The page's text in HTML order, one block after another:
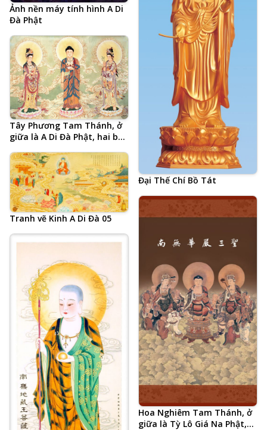
Đại Thế Chí Bồ Tát
Ảnh nền máy tính hình A Di
Đà Phật
Tây Phương Tam Thánh, ở
giữa là A Di Đà Phật, hai bên
Quan Thế Âm Bồ Tát
Tranh vẽ Kinh A Di Đà 05
Hoa Nghiêm Tam Thánh, ở
giữa là Tỳ Lô Giá Na Phật,